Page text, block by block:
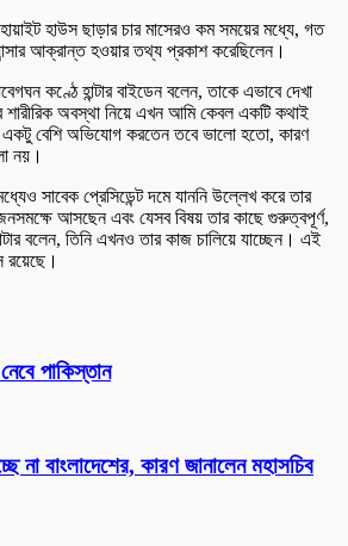
হাউস ছাড়ার চার মাসেরও কম সময়ের মধ্যে, গত
আক্রান্ত হওয়ার তথ্য প্রকাশ করেছিলেন।
কণ্ঠে হান্টার বাইডেন বলেন, তাকে এভাবে দেখা
শারীরিক অবস্থা নিয়ে এখন আমি কেবল একটি কথাই
একটু বেশি অভিযোগ করতেন তবে ভালো হতো, কারণ
নয়।
সাবেক প্রেসিডেন্ট দমে যাননি উল্লেখ করে তার
আসছেন এবং যেসব বিষয় তার কাছে গুরুত্বপূর্ণ,
বলেন, তিনি এখনও তার কাজ চালিয়ে যাচ্ছেন। এই
রয়েছে।
পাকিস্তান
না বাংলাদেশের, কারণ জানালেন মহাসচিব